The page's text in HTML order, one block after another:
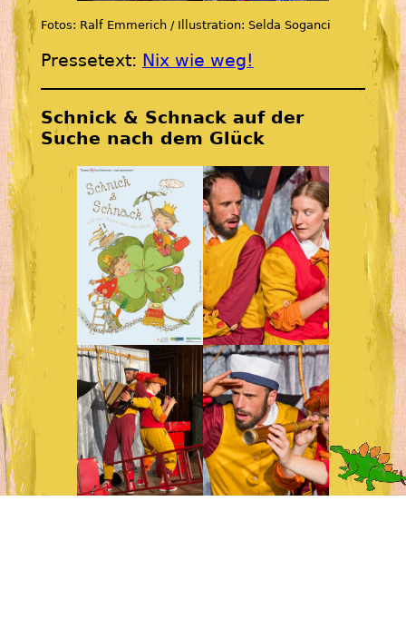
Fotos: Ralf Emmerich / Illustration: Selda Soganci
Pressetext: Nix wie weg!
Schnick & Schnack auf der
Suche nach dem Glück